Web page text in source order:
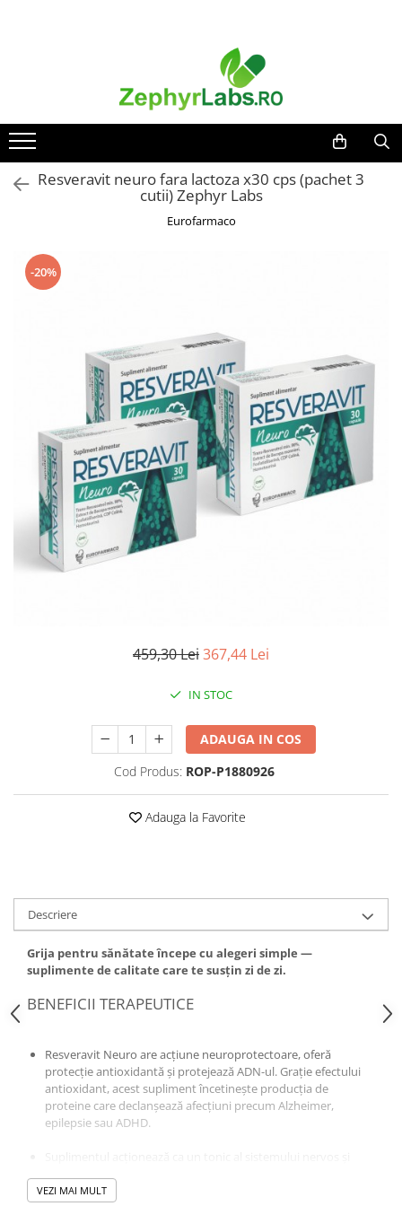
Alimentatie sanatoasa
Alimente
Dieta
Imunitate
Ceaiuri
Altele-Alimentatie sanatoasa
Mama si copil
Ingrijire și cosmetice
Protectie anti-insecte
Hrana pentru bebelusi
Suplimente alimentare copii
Produse antiparazitare
Sarcina si alaptare
Accesorii
Altele-Mama si copil
Produse pentru ingrijire si
frumusete
Ingrijire ten
Produse anti-insecte
Protectie solara
Altele-Produse pentru ingrijire si
Aparatura medicala
Plasturi
Altele-Produse tehnico-medicale
Sanatatea cuplului
Tonice sexuale
Fertilitate
Teste de sarcina si ovulatie
Altele-Sanatatea cuplului
Suplimente alimentare
Vitamine si minerale
Afectiuni dermatologice
Resveravit neuro fara lactoza x30 cps (pachet 3
cutii) Zephyr Labs
Eurofarmaco
-20%
459,30 Lei367,44 Lei
IN STOC
ADAUGA IN COS
Cod Produs: ROP-P1880926
Adauga la Favorite
Descriere
Grija pentru sănătate începe cu alegeri simple —
suplimente de calitate care te susțin zi de zi.
BENEFICII TERAPEUTICE
Resveravit Neuro are acțiune neuroprotectoare, oferă
protecție antioxidantă și protejează ADN-ul. Grație efectului
antioxidant, acest supliment încetinește producția de
proteine care declanșează afecțiuni precum Alzheimer,
epilepsie sau ADHD.
VEZI MAI MULT